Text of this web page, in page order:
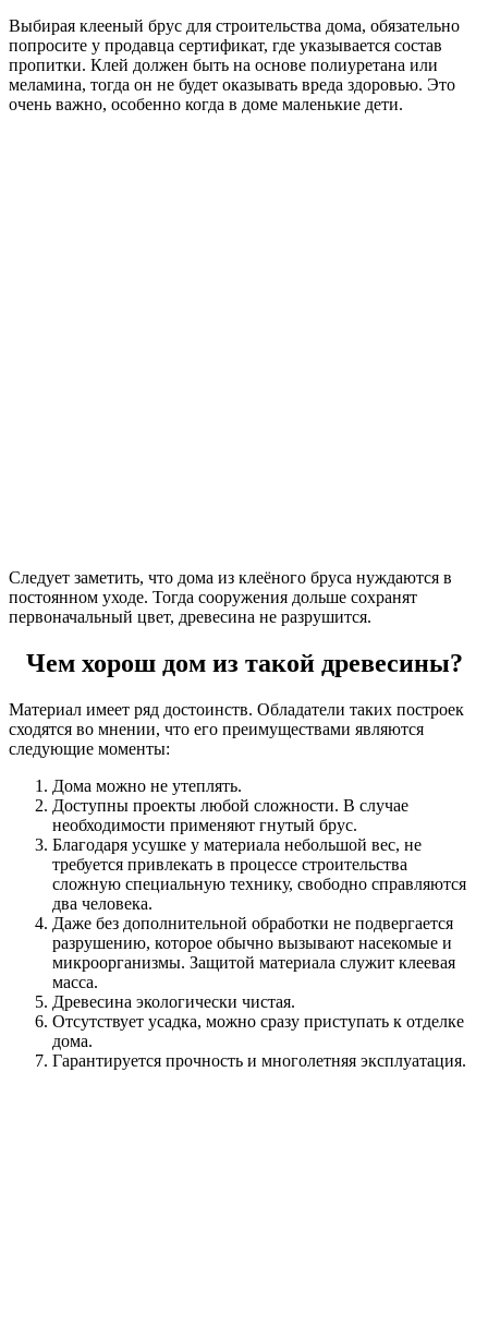
Выбирая клееный брус для строительства дома, обязательно
попросите у продавца сертификат, где указывается состав
пропитки. Клей должен быть на основе полиуретана или
меламина, тогда он не будет оказывать вреда здоровью. Это
очень важно, особенно когда в доме маленькие дети.
Следует заметить, что дома из клеёного бруса нуждаются в
постоянном уходе. Тогда сооружения дольше сохранят
первоначальный цвет, древесина не разрушится.
Чем хорош дом из такой древесины?
Материал имеет ряд достоинств. Обладатели таких построек
сходятся во мнении, что его преимуществами являются
следующие моменты:
Дома можно не утеплять.
Доступны проекты любой сложности. В случае
необходимости применяют гнутый брус.
Благодаря усушке у материала небольшой вес, не
требуется привлекать в процессе строительства
сложную специальную технику, свободно справляются
два человека.
Даже без дополнительной обработки не подвергается
разрушению, которое обычно вызывают насекомые и
микроорганизмы. Защитой материала служит клеевая
масса.
Древесина экологически чистая.
Отсутствует усадка, можно сразу приступать к отделке
дома.
Гарантируется прочность и многолетняя эксплуатация.